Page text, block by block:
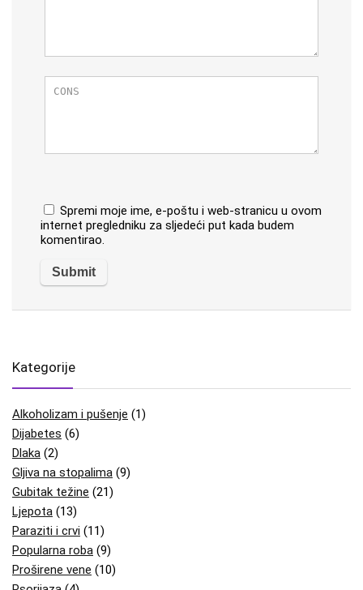
Spremi moje ime, e-poštu i web-stranicu u ovom
internet pregledniku za sljedeći put kada budem
komentirao.
Kategorije
Alkoholizam i pušenje (1)
Dijabetes (6)
Dlaka (2)
Gljiva na stopalima (9)
Gubitak težine (21)
Ljepota (13)
Paraziti i crvi (11)
Popularna roba (9)
Proširene vene (10)